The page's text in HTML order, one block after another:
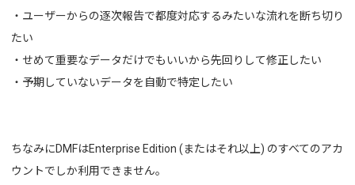
・ユーザーからの逐次報告で都度対応するみたいな流れを断ち切り
たい
・せめて重要なデータだけでもいいから先回りして修正したい
・予期していないデータを自動で特定したい
ちなみにDMFはEnterprise Edition (またはそれ以上) のすべてのアカ
ウントでしか利用できません。